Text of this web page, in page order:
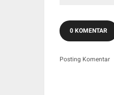
0 KOMENTAR
Posting Komentar